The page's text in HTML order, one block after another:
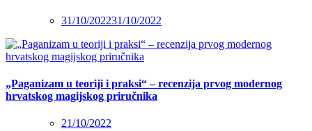
31/10/202231/10/2022
„Paganizam u teoriji i praksi“ – recenzija prvog modernog
hrvatskog magijskog priručnika
21/10/2022